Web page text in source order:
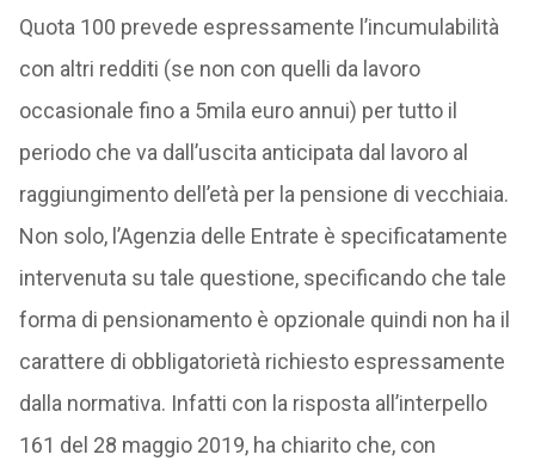
Quota 100 prevede espressamente l’incumulabilità
con altri redditi (se non con quelli da lavoro
occasionale fino a 5mila euro annui) per tutto il
periodo che va dall’uscita anticipata dal lavoro al
raggiungimento dell’età per la pensione di vecchiaia.
Non solo, l’Agenzia delle Entrate è specificatamente
intervenuta su tale questione, specificando che tale
forma di pensionamento è opzionale quindi non ha il
carattere di obbligatorietà richiesto espressamente
dalla normativa. Infatti con la risposta all’interpello
161 del 28 maggio 2019, ha chiarito che, con